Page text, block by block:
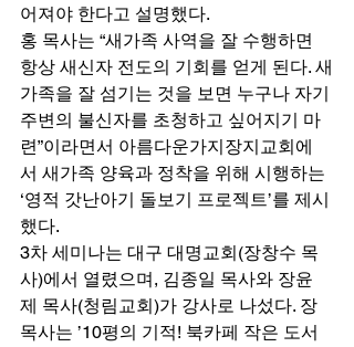
어져야 한다고 설명했다.
홍 목사는 “새가족 사역을 잘 수행하면
항상 새신자 전도의 기회를 얻게 된다. 새
가족을 잘 섬기는 것을 보면 누구나 자기
주변의 불신자를 초청하고 싶어지기 마
련”이라면서 아름다운가지장지교회에
서 새가족 양육과 정착을 위해 시행하는
‘영적 갓난아기 돌보기 프로젝트’를 제시
했다.
3차 세미나는 대구 대명교회(장창수 목
사)에서 열렸으며, 김종일 목사와 장윤
제 목사(청림교회)가 강사로 나섰다. 장
목사는 ’10평의 기적! 북카페 작은 도서